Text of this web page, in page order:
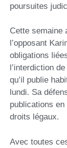
poursuites
Cette semaine
l’opposant
obligations
l’interdiction
qu’il publie
lundi. Sa
publications
droits légaux.
Avec toutes